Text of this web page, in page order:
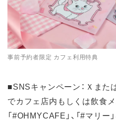
事前予約者限定 カフェ利用特典
■SNSキャンペーン：Ｘま
でカフェ店内もしくは飲食
「#OHMYCAFE」、「#マリ